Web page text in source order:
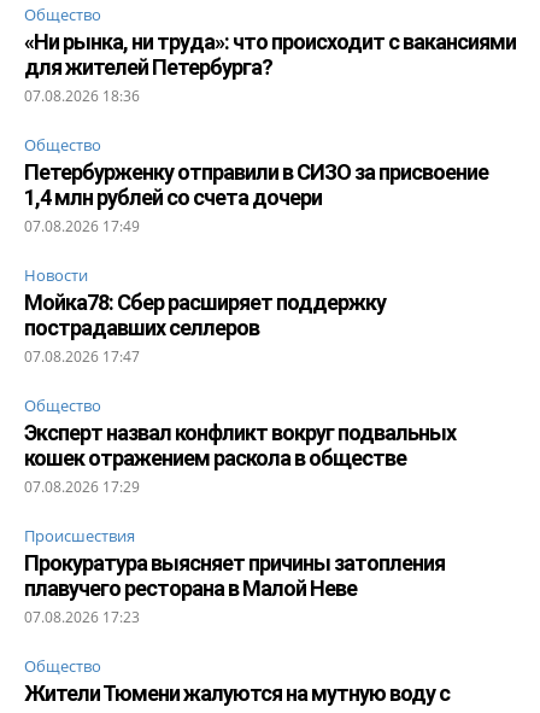
Общество
«Ни рынка, ни труда»: что происходит с вакансиями
для жителей Петербурга?
07.08.2026 18:36
Общество
Петербурженку отправили в СИЗО за присвоение
1,4 млн рублей со счета дочери
07.08.2026 17:49
Новости
Мойка78: Сбер расширяет поддержку
пострадавших селлеров
07.08.2026 17:47
Общество
Эксперт назвал конфликт вокруг подвальных
кошек отражением раскола в обществе
07.08.2026 17:29
Происшествия
Прокуратура выясняет причины затопления
плавучего ресторана в Малой Неве
07.08.2026 17:23
Общество
Жители Тюмени жалуются на мутную воду с